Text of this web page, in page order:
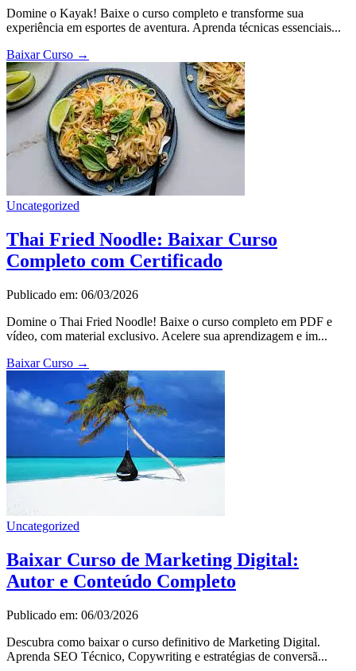
Domine o Kayak! Baixe o curso completo e transforme sua
experiência em esportes de aventura. Aprenda técnicas essenciais...
Baixar Curso →
Uncategorized
Thai Fried Noodle: Baixar Curso
Completo com Certificado
Publicado em: 06/03/2026
Domine o Thai Fried Noodle! Baixe o curso completo em PDF e
vídeo, com material exclusivo. Acelere sua aprendizagem e im...
Baixar Curso →
Uncategorized
Baixar Curso de Marketing Digital:
Autor e Conteúdo Completo
Publicado em: 06/03/2026
Descubra como baixar o curso definitivo de Marketing Digital.
Aprenda SEO Técnico, Copywriting e estratégias de conversã...